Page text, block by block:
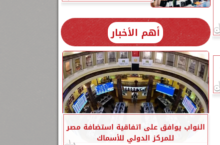
أهم الأخبار
النواب يوافق على اتفاقية استضافة مصر
للمركز الدولي للأسماك